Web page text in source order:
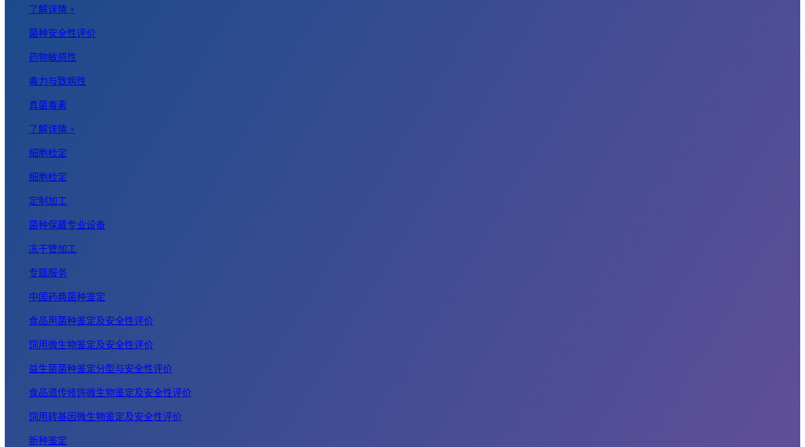
了解详情 +
菌种安全性评价
药物敏感性
毒力与致病性
真菌毒素
了解详情 +
细胞检定
细胞检定
定制加工
菌种保藏专业设备
冻干管加工
专题服务
中国药典菌种鉴定
食品用菌种鉴定及安全性评价
饲用微生物鉴定及安全性评价
益生菌菌种鉴定分型与安全性评价
食品遗传修饰微生物鉴定及安全性评价
饲用转基因微生物鉴定及安全性评价
新种鉴定